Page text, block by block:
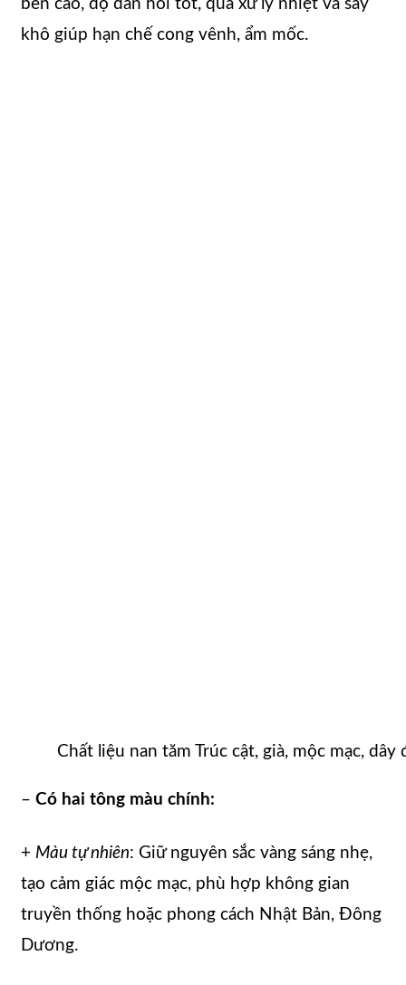
bền cao, độ đàn hồi tốt, qua xử lý nhiệt và sấy
khô giúp hạn chế cong vênh, ẩm mốc.
Chất liệu nan tăm Trúc cật, già, mộc mạc, dây
– Có hai tông màu chính:
+ Màu tự nhiên: Giữ nguyên sắc vàng sáng nhẹ,
tạo cảm giác mộc mạc, phù hợp không gian
truyền thống hoặc phong cách Nhật Bản, Đông
Dương.